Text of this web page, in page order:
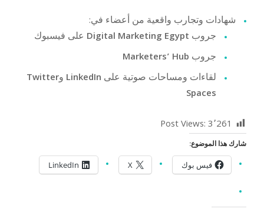
شهادات وتجارب واقعية من أعضاء في:
جروب Digital Marketing Egypt على فيسبوك
جروب Marketers’ Hub
لقاءات ومساحات صوتية على LinkedIn وTwitter
Spaces
Post Views:3٬261
شارك هذا الموضوع:
فيس بوك X
LinkedIn